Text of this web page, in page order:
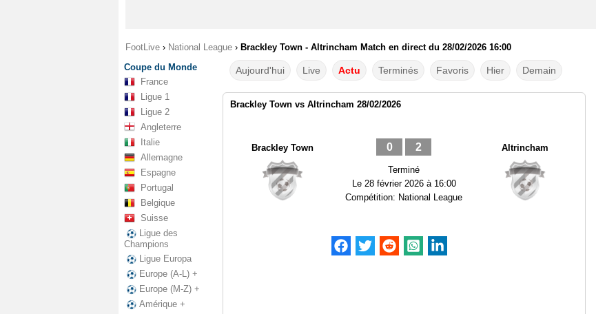
FootLive › National League › Brackley Town - Altrincham Match en direct du 28/02/2026 16:00
Coupe du Monde
France
Ligue 1
Ligue 2
Angleterre
Italie
Allemagne
Espagne
Portugal
Belgique
Suisse
Ligue des
Champions
Ligue Europa
Europe (A-L) +
Europe (M-Z) +
Amérique +
Aujourd'hui Live Actu Terminés Favoris Hier Demain
Brackley Town vs Altrincham 28/02/2026
Brackley Town 0 2
Terminé
Le 28 février 2026 à 16:00
Compétition: National League
Altrincham